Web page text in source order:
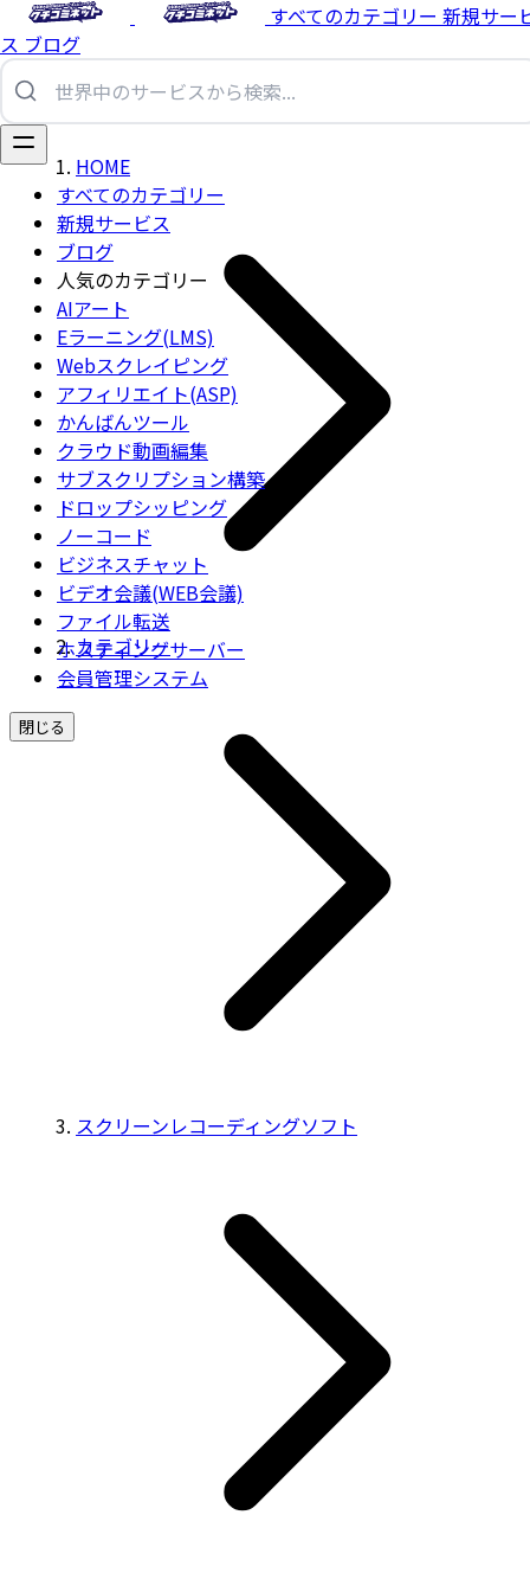
すべてのカテゴリー 新規サー
ス ブログ
すべてのカテゴリー
新規サービス
ブログ
人気のカテゴリー
AIアート
Eラーニング(LMS)
Webスクレイピング
アフィリエイト(ASP)
かんばんツール
クラウド動画編集
サブスクリプション構築
ドロップシッピング
ノーコード
ビジネスチャット
ビデオ会議(WEB会議)
ファイル転送
ホスティングサーバー
会員管理システム
閉じる
HOME
カテゴリー
スクリーンレコーディングソフト